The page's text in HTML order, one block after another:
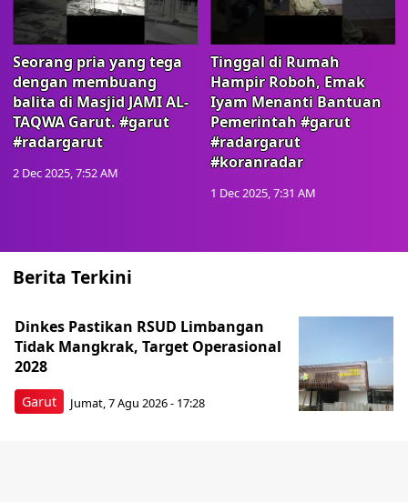
Seorang pria yang tega
dengan membuang
balita di Masjid JAMI AL-
TAQWA Garut. #garut
#radargarut
2 Dec 2025, 7:52 AM
Tinggal di Rumah
Hampir Roboh, Emak
Iyam Menanti Bantuan
Pemerintah #garut
#radargarut
#koranradar
1 Dec 2025, 7:31 AM
Berita Terkini
Garut
Dinkes Pastikan RSUD Limbangan
Tidak Mangkrak, Target Operasional
2028
Jumat, 7 Agu 2026 - 17:28